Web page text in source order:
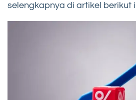
selengkapnya di artikel berikut